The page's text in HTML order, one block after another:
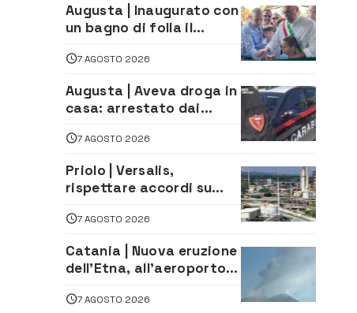
Augusta | Inaugurato con
un bagno di folla il
Moro
7 AGOSTO 2026
Augusta | Aveva droga in
casa: arrestato dai
7 AGOSTO 2026
Priolo | Versalis,
rispettare accordi su
lavoro. Il sindaco scrive
alla società
7 AGOSTO 2026
Catania | Nuova eruzione
dell’Etna, all’aeroporto
dirottati
7 AGOSTO 2026